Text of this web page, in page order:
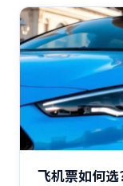
飞机票如何